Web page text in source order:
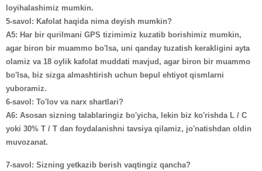
loyihalashimiz mumkin.
5-savol: Kafolat haqida nima deyish mumkin?
A5: Har bir qurilmani GPS tizimimiz kuzatib borishimiz mumkin,
agar biron bir muammo bo'lsa, uni qanday tuzatish kerakligini ayta
olamiz va 18 oylik kafolat muddati mavjud, agar biron bir muammo
bo'lsa, biz sizga almashtirish uchun bepul ehtiyot qismlarni
yuboramiz.
6-savol: To'lov va narx shartlari?
A6: Asosan sizning talablaringiz bo'yicha, lekin biz ko'rishda L / C
yoki 30% T / T dan foydalanishni tavsiya qilamiz, jo'natishdan oldin
muvozanat.
7-savol: Sizning yetkazib berish vaqtingiz qancha?